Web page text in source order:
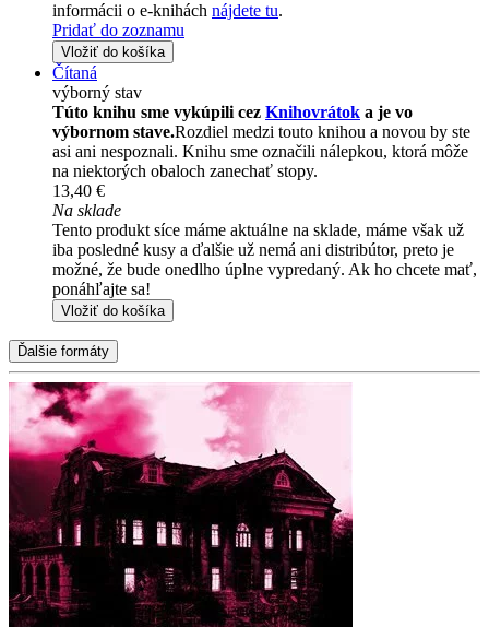
informácii o e-knihách nájdete tu.
Pridať do zoznamu
Vložiť do košíka
Čítaná
výborný stav
Túto knihu sme vykúpili cez Knihovrátok a je vo
výbornom stave.Rozdiel medzi touto knihou a novou by ste
asi ani nespoznali. Knihu sme označili nálepkou, ktorá môže
na niektorých obaloch zanechať stopy.
13,40 €
Na sklade
Tento produkt síce máme aktuálne na sklade, máme však už
iba posledné kusy a ďalšie už nemá ani distribútor, preto je
možné, že bude onedlho úplne vypredaný. Ak ho chcete mať,
ponáhľajte sa!
Vložiť do košíka
Ďalšie formáty